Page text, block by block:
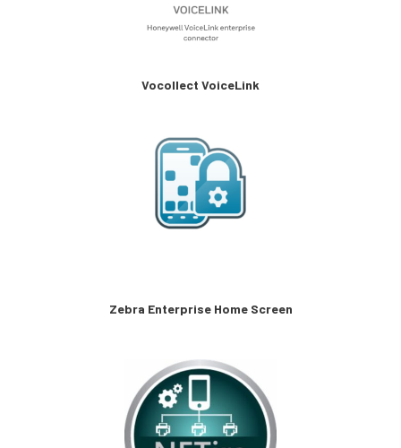
Vocollect VoiceLink
Zebra Enterprise Home Screen